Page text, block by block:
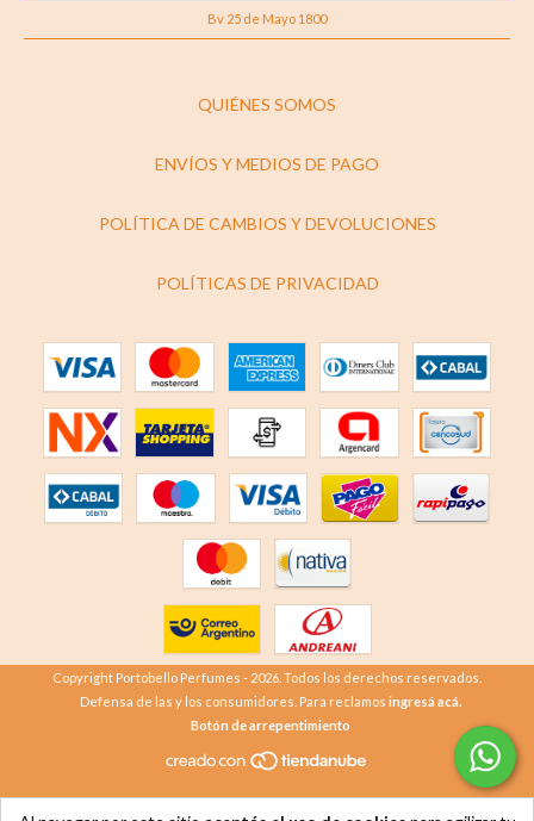
Bv 25 de Mayo 1800
QUIÉNES SOMOS
ENVÍOS Y MEDIOS DE PAGO
POLÍTICA DE CAMBIOS Y DEVOLUCIONES
POLÍTICAS DE PRIVACIDAD
Copyright Portobello Perfumes - 2026. Todos los derechos reservados.
Defensa de las y los consumidores. Para reclamos ingresá acá.
Botón de arrepentimiento